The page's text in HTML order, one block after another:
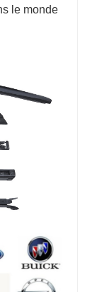
le monde